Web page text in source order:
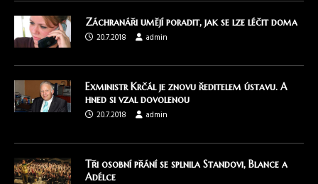
Záchranáři umějí poradit, jak se lze léčit doma
20.7.2018
admin
Exministr Krčál je znovu ředitelem ústavu. A
hned si vzal dovolenou
20.7.2018
admin
Tři osobní přání se splnila Standovi, Blance a
Adélce